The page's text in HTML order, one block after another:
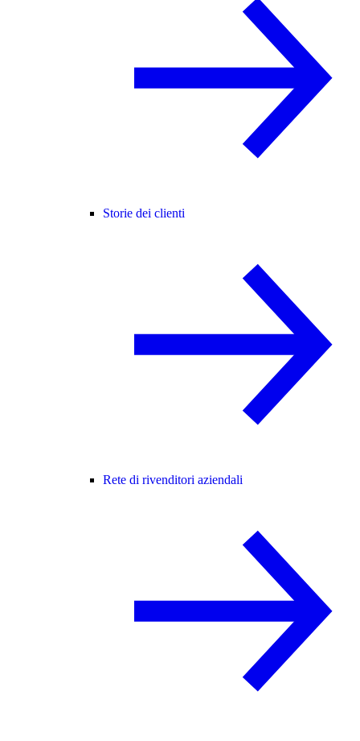
Storie dei clienti
Rete di rivenditori aziendali